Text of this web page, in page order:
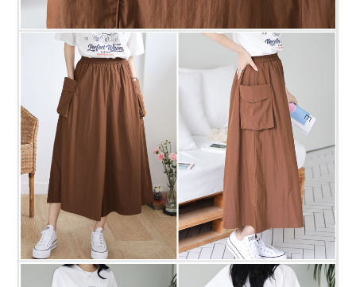
프 하세요!